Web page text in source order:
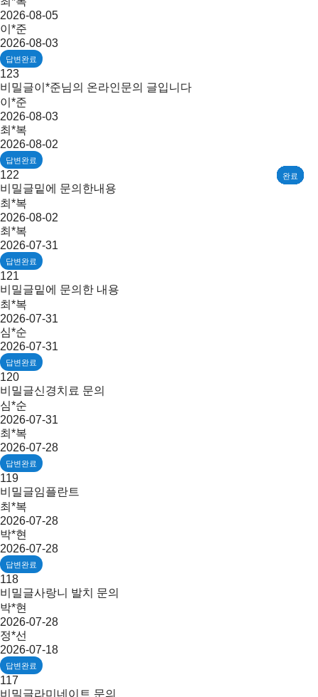
대기
대기
2026-08-05
대기
이*준
2026-08-03
답변완료
123
비밀글이*준님의 온라인문의 글입니다
이*준
2026-08-03
완료
최*복
2026-08-02
답변완료
122
비밀글밑에 문의한내용
최*복
2026-08-02
완료
최*복
2026-07-31
답변완료
121
비밀글밑에 문의한 내용
최*복
2026-07-31
완료
심*순
2026-07-31
답변완료
120
비밀글신경치료 문의
심*순
2026-07-31
완료
최*복
2026-07-28
답변완료
119
비밀글임플란트
최*복
2026-07-28
완료
박*현
2026-07-28
답변완료
118
비밀글사랑니 발치 문의
박*현
2026-07-28
완료
정*선
2026-07-18
답변완료
117
비밀글라미네이트 문의
완료
완료
완료
완료
완료
완료